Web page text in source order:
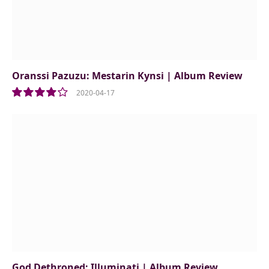
Oranssi Pazuzu: Mestarin Kynsi | Album Review
2020-04-17